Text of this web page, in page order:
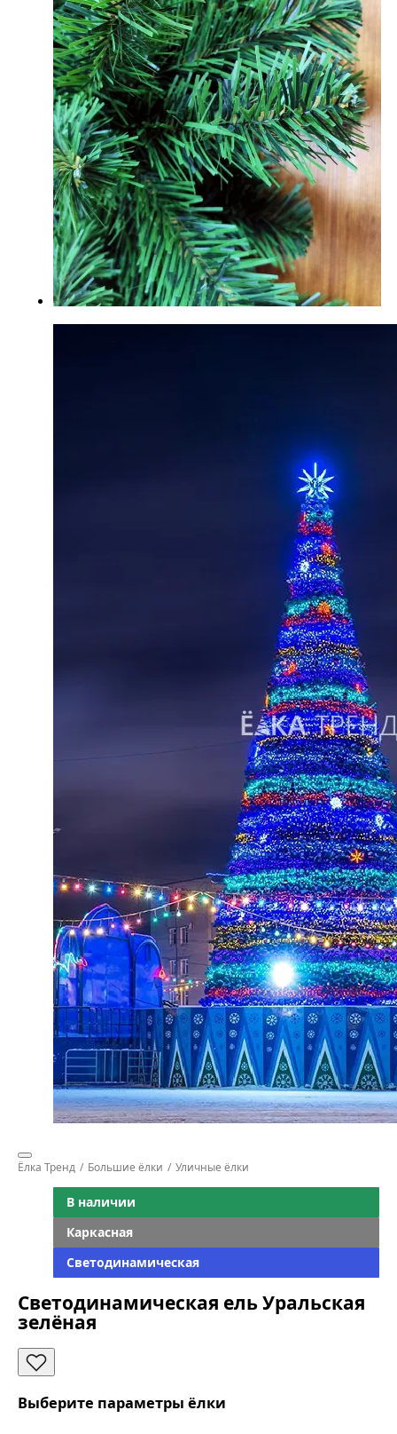
Ёлка Тренд Большие ёлки Уличные ёлки
В наличии
Каркасная
Светодинамическая
Светодинамическая ель Уральская
зелёная
Выберите параметры ёлки